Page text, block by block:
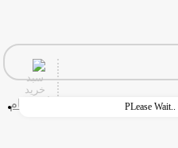
PLease Wait.. ثبت نام